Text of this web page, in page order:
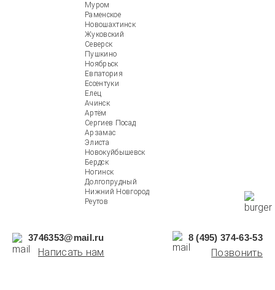
Муром
Раменское
Новошахтинск
Жуковский
Северск
Пушкино
Ноябрьск
Евпатория
Ессентуки
Елец
Ачинск
Артём
Сергиев Посад
Арзамас
Элиста
Новокуйбышевск
Бердск
Ногинск
Долгопрудный
Нижний Новгород
Реутов
3746353@mail.ru
Написать нам
8 (495) 374-63-53
Позвонить